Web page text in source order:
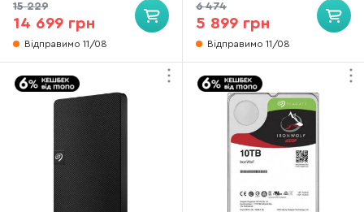
15 229
14 699 грн
Відправимо 11/08
6 474
5 899 грн
Відправимо 11/08